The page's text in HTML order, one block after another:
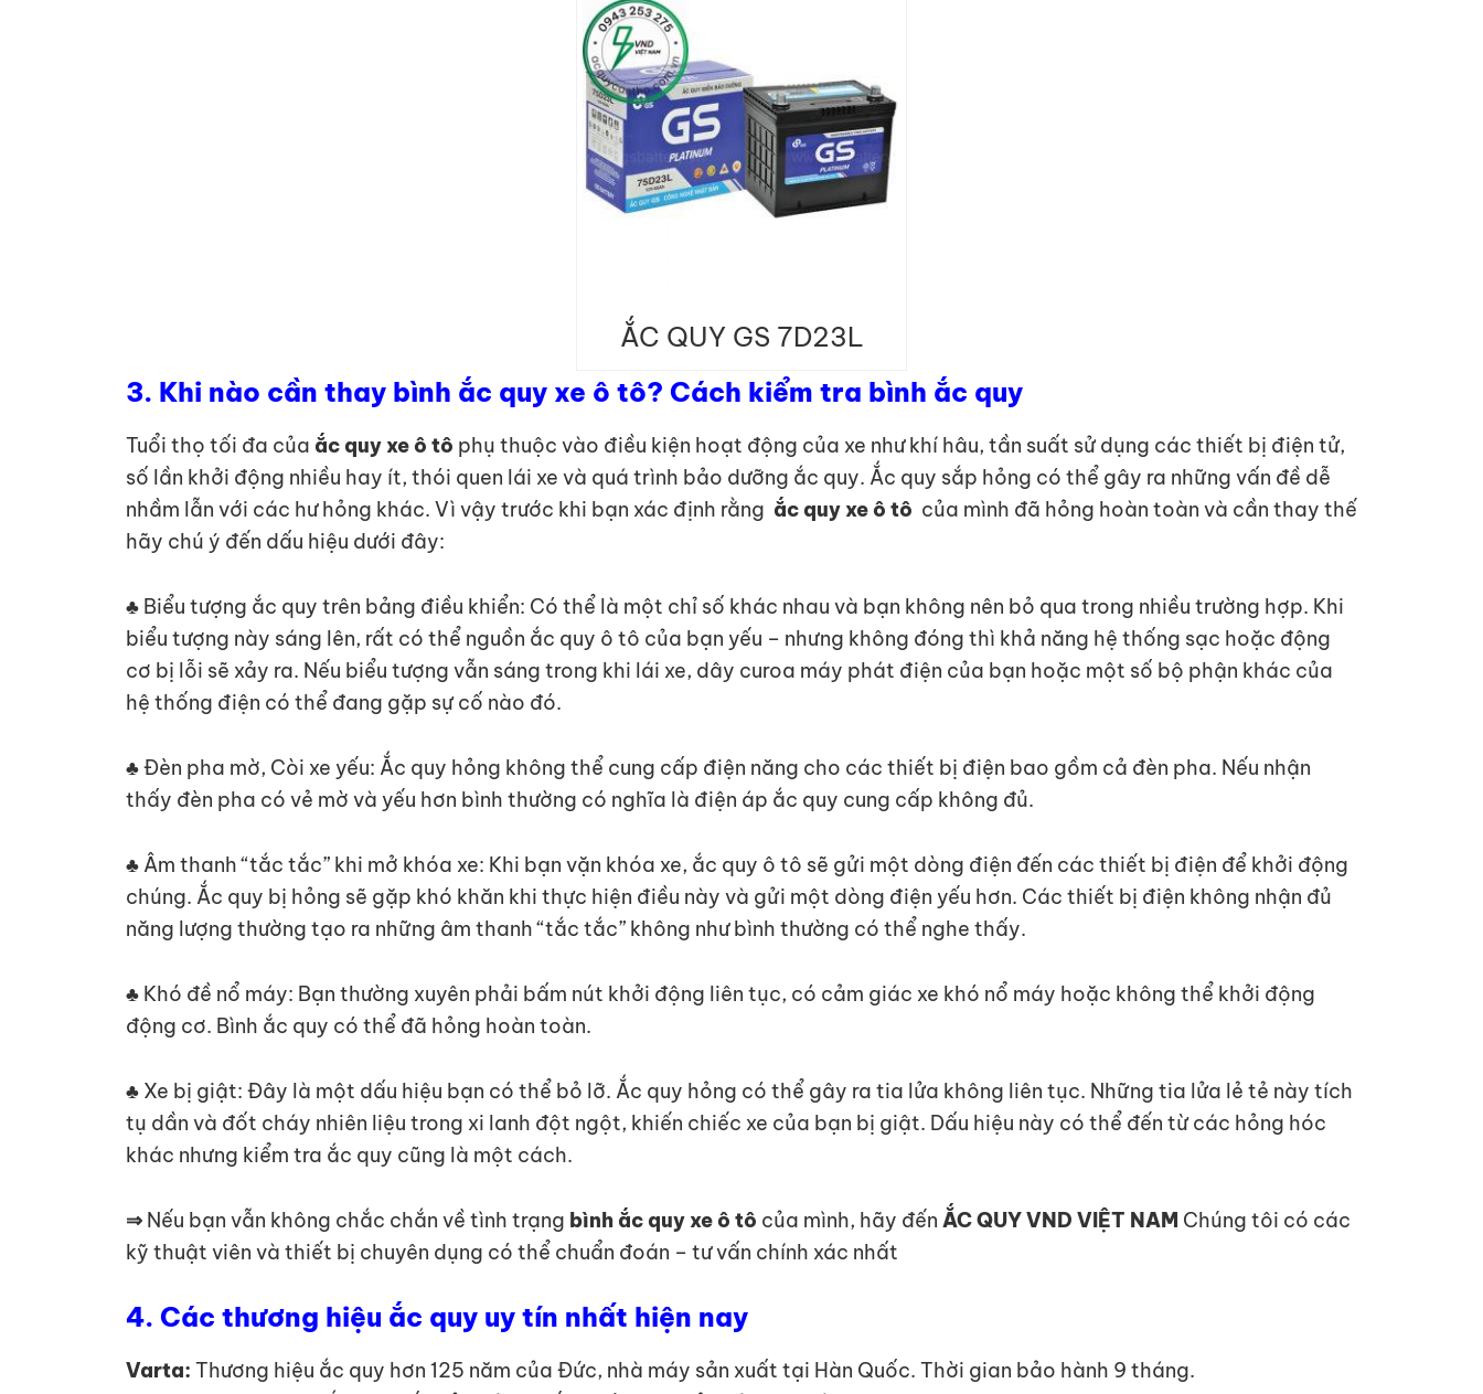
ẮC QUY GS 7D23L
3. Khi nào cần thay bình ắc quy xe ô tô? Cách kiểm tra bình ắc quy
Tuổi thọ tối đa của ắc quy xe ô tô phụ thuộc vào điều kiện hoạt động của xe như khí hâu, tần suất sử dụng các thiết bị điện tử,
số lần khởi động nhiều hay ít, thói quen lái xe và quá trình bảo dưỡng ắc quy. Ắc quy sắp hỏng có thể gây ra những vấn đề dễ
nhầm lẫn với các hư hỏng khác. Vì vậy trước khi bạn xác định rằng ắc quy xe ô tô của mình đã hỏng hoàn toàn và cần thay thế
hãy chú ý đến dấu hiệu dưới đây:
♣ Biểu tượng ắc quy trên bảng điều khiển: Có thể là một chỉ số khác nhau và bạn không nên bỏ qua trong nhiều trường hợp. Khi
biểu tượng này sáng lên, rất có thể nguồn ắc quy ô tô của bạn yếu – nhưng không đóng thì khả năng hệ thống sạc hoặc động
cơ bị lỗi sẽ xảy ra. Nếu biểu tượng vẫn sáng trong khi lái xe, dây curoa máy phát điện của bạn hoặc một số bộ phận khác của
hệ thống điện có thể đang gặp sự cố nào đó.
♣ Đèn pha mờ, Còi xe yếu: Ắc quy hỏng không thể cung cấp điện năng cho các thiết bị điện bao gồm cả đèn pha. Nếu nhận
thấy đèn pha có vẻ mờ và yếu hơn bình thường có nghĩa là điện áp ắc quy cung cấp không đủ.
♣ Âm thanh “tắc tắc” khi mở khóa xe: Khi bạn vặn khóa xe, ắc quy ô tô sẽ gửi một dòng điện đến các thiết bị điện để khởi động
chúng. Ắc quy bị hỏng sẽ gặp khó khăn khi thực hiện điều này và gửi một dòng điện yếu hơn. Các thiết bị điện không nhận đủ
năng lượng thường tạo ra những âm thanh “tắc tắc” không như bình thường có thể nghe thấy.
♣ Khó đề nổ máy: Bạn thường xuyên phải bấm nút khởi động liên tục, có cảm giác xe khó nổ máy hoặc không thể khởi động
động cơ. Bình ắc quy có thể đã hỏng hoàn toàn.
♣ Xe bị giật: Đây là một dấu hiệu bạn có thể bỏ lỡ. Ắc quy hỏng có thể gây ra tia lửa không liên tục. Những tia lửa lẻ tẻ này tích
tụ dần và đốt cháy nhiên liệu trong xi lanh đột ngột, khiến chiếc xe của bạn bị giật. Dấu hiệu này có thể đến từ các hỏng hóc
khác nhưng kiểm tra ắc quy cũng là một cách.
⇒ Nếu bạn vẫn không chắc chắn về tình trạng bình ắc quy xe ô tô của mình, hãy đến ẮC QUY VND VIỆT NAM Chúng tôi có các
kỹ thuật viên và thiết bị chuyên dụng có thể chuẩn đoán – tư vấn chính xác nhất
4. Các thương hiệu ắc quy uy tín nhất hiện nay
Varta: Thương hiệu ắc quy hơn 125 năm của Đức, nhà máy sản xuất tại Hàn Quốc. Thời gian bảo hành 9 tháng.